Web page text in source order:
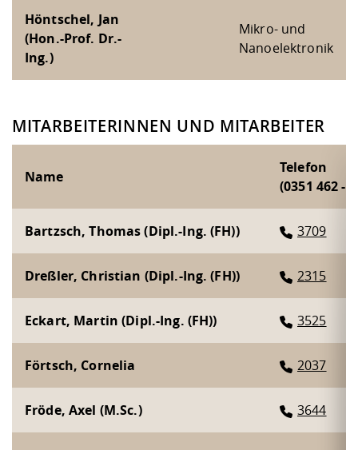
Höntschel, Jan
(Hon.-Prof. Dr.-
Ing.)
Mikro- und
Nanoelektronik
MITARBEITERINNEN UND MITARBEITER
Name
Telefon
(0351 462 - )
Bartzsch, Thomas (Dipl.-Ing. (FH)) 3709
Dreßler, Christian (Dipl.-Ing. (FH)) 2315
Eckart, Martin (Dipl.-Ing. (FH)) 3525
Förtsch, Cornelia 2037
Fröde, Axel (M.Sc.) 3644